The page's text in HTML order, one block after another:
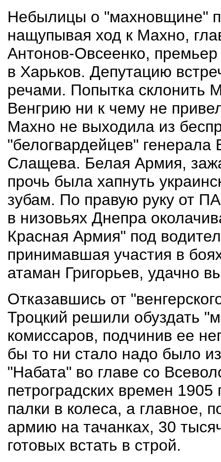
Небылицы о "махновщине"
нащупывая ход к Махно,
Антонов-Овсеенко,
в Харьков. Депутацию
речами. Попытка склонить
Венгрию ни к чему не
Махно не выходила из
"белогвардейцев" генерала
Слащева. Белая Армия,
прочь была хапнуть
зубам. По правую руку от
в низовьях Днепра
Красная Армия" под
принимавшая участия в
атаман Григорьев, удачно
Отказавшись от
Троцкий решили обуздать
комиссаров, подчинив ее
бы то ни стало надо было
"Набата" во главе со
петроградских времен
палки в колеса, а главное,
армию на тачанках, 30
готовых встать в строй.